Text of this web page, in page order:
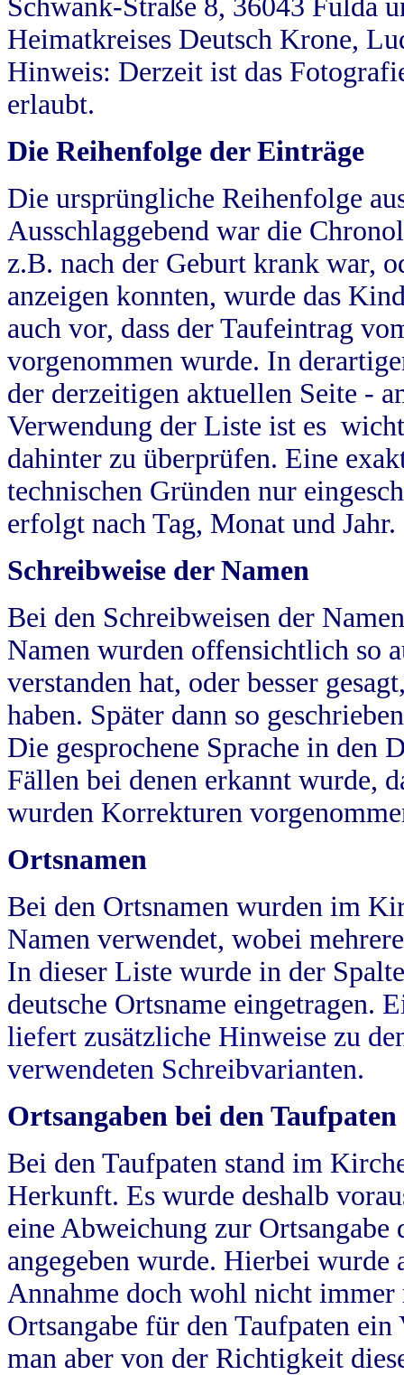
Schwank-Straße 8, 36043 Fulda
Heimatkreises Deutsch Krone,
Hinweis: Derzeit ist das
erlaubt.
Die Reihenfolge der Einträge
Die ursprüngliche Reihenfolge
Ausschlaggebend war die
z.B. nach der Geburt krank war,
anzeigen konnten, wurde das
auch vor, dass der Taufeintrag
vorgenommen wurde. In
der derzeitigen aktuellen Seite -
Verwendung der Liste ist es
dahinter zu überprüfen. Eine
technischen Gründen nur
erfolgt nach Tag, Monat und Jahr.
Schreibweise der Namen
Bei den Schreibweisen der
Namen wurden offensichtlich so
verstanden hat, oder besser
haben. Später dann so
Die gesprochene Sprache in
Fällen bei denen erkannt wurde,
wurden Korrekturen
Ortsnamen
Bei den Ortsnamen wurden im
Namen verwendet, wobei
In dieser Liste wurde in der
deutsche Ortsname eingetragen.
liefert zusätzliche Hinweise zu
verwendeten Schreibvarianten.
Ortsangaben bei den Taufpaten
Bei den Taufpaten stand im
Herkunft. Es wurde deshalb
eine Abweichung zur
angegeben wurde. Hierbei wurde
Annahme doch wohl nicht
Ortsangabe für den Taufpaten
man aber von der Richtigkeit